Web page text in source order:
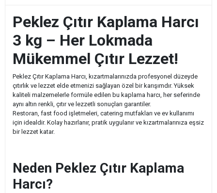
Peklez Çıtır Kaplama Harcı
3 kg – Her Lokmada
Mükemmel Çıtır Lezzet!
Peklez Çıtır Kaplama Harcı, kızartmalarınızda profesyonel düzeyde
çıtırlık ve lezzet elde etmenizi sağlayan özel bir karışımdır. Yüksek
kaliteli malzemelerle formüle edilen bu kaplama harcı, her seferinde
aynı altın renkli, çıtır ve lezzetli sonuçları garantiler.
Restoran, fast food işletmeleri, catering mutfakları ve ev kullanımı
için idealdir. Kolay hazırlanır, pratik uygulanır ve kızartmalarınıza eşsiz
bir lezzet katar.
Neden Peklez Çıtır Kaplama
Harcı?